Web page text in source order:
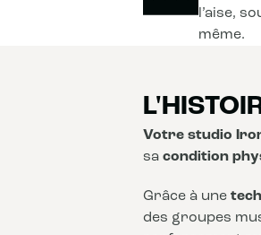
l’aise,
même.
Votre studio
sa condition
Grâce à une
des groupes